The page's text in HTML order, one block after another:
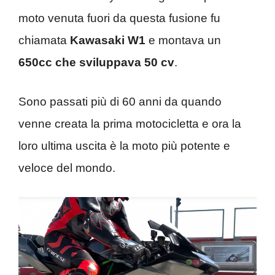
moto venuta fuori da questa fusione fu
chiamata Kawasaki W1 e montava un
650cc che sviluppava 50 cv.
Sono passati più di 60 anni da quando
venne creata la prima motocicletta e ora la
loro ultima uscita è la moto più potente e
veloce del mondo.